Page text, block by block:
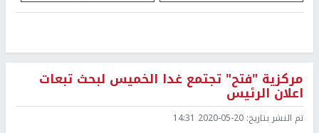
مركزية "فتح" تجتمع غدا الخميس لبحث تبعات
اعلان الرئيس
تم النشر بتاريخ: 2020-05-20 14:31